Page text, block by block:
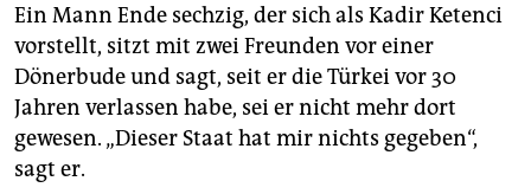
Ein Mann Ende sechzig, der sich als Kadir Ketenci
vorstellt, sitzt mit zwei Freunden vor einer
Dönerbude und sagt, seit er die Türkei vor 30
Jahren verlassen habe, sei er nicht mehr dort
gewesen. „Dieser Staat hat mir nichts gegeben“,
sagt er.